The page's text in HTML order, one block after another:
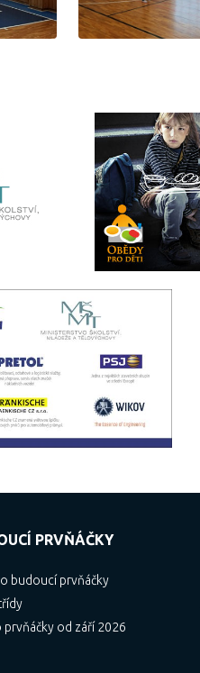
PRVŇÁČKY
budoucí prvňáčky
prvňáčky od září 2026